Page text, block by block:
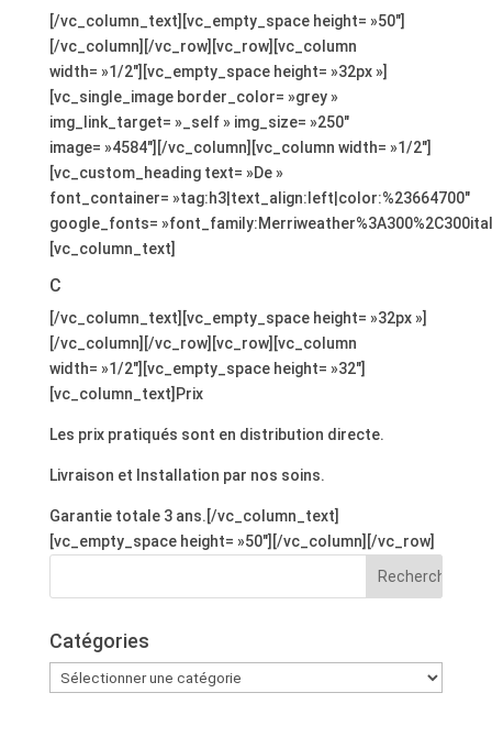
[/vc_column_text][vc_empty_space height= »50″]
[/vc_column][/vc_row][vc_row][vc_column
width= »1/2″][vc_empty_space height= »32px »]
[vc_single_image border_color= »grey »
img_link_target= »_self » img_size= »250″
image= »4584″][/vc_column][vc_column width= »1/2″]
[vc_custom_heading text= »De »
font_container= »tag:h3|text_align:left|color:%23664700″
google_fonts=
[vc_column_text]
C
[/vc_column_text][vc_empty_space height= »32px »]
[/vc_column][/vc_row][vc_row][vc_column
width= »1/2″][vc_empty_space height= »32″]
[vc_column_text]Prix
Les prix pratiqués sont en distribution directe.
Livraison et Installation par nos soins.
Garantie totale 3 ans.[/vc_column_text]
[vc_empty_space height= »50″][/vc_column][/vc_row]
Catégories
Catégories